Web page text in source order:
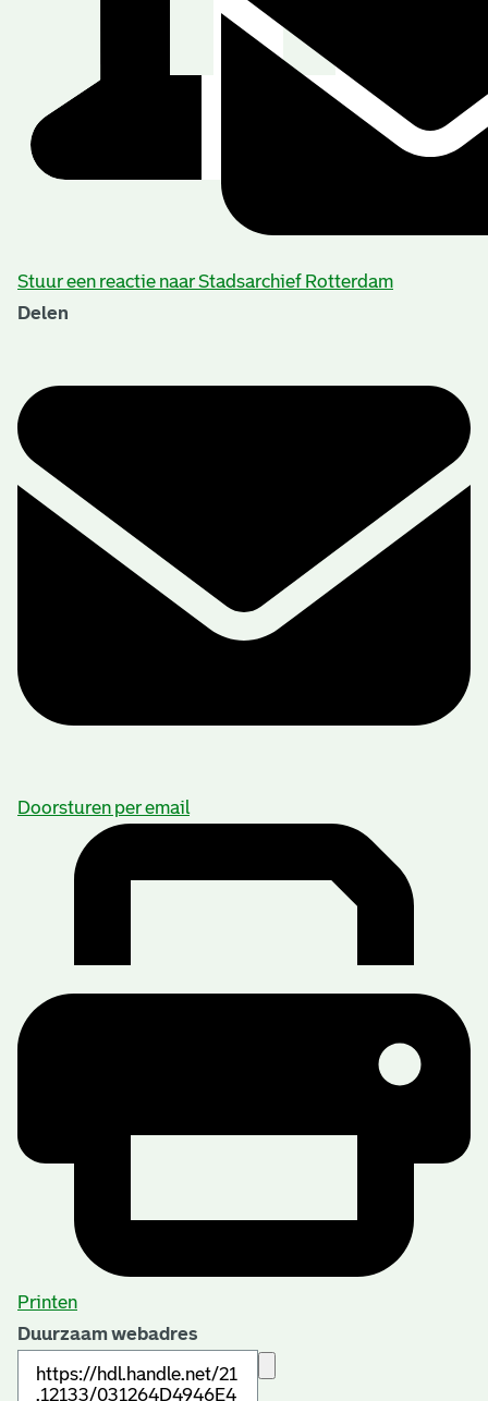
Stuur een reactie naar Stadsarchief Rotterdam
Delen
Doorsturen per email
Printen
Duurzaam webadres